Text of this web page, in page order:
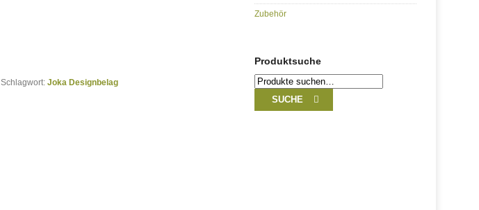
Schlagwort:Joka Designbelag
Zubehör
Produktsuche
Suche
nach:
SUCHE